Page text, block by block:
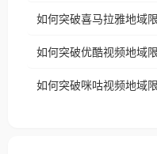
台湾、美国
权限制所困
制问题，且仅能
户收听网易
如何突破喜马拉雅地域
如何突破优酷视频地域
如何突破咪咕视频地域